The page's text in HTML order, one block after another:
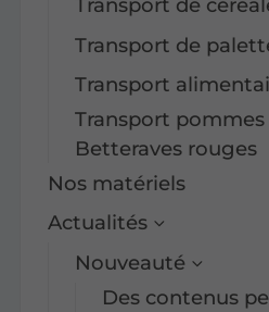
Transport de
Transport de
Transport
Transport
Betteraves rouges
Nos matériels
Actualités
Nouveauté
Des contenus